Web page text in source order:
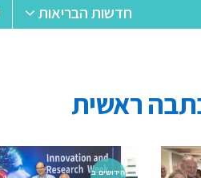
חדשות הבריאות
ראשית
חידושים ב